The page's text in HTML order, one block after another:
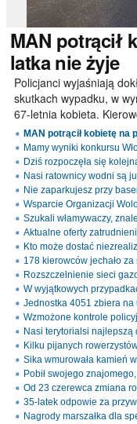
MAN potrącił
latka nie żyje
Policjanci wyjaśniają
skutkach wypadku, w
67-letnia kobieta.
MAN potrącił kobietę na
Mamy wyniki konkursu
Dziś rozpoczęła się
Nasi ratownicy wodni są
Nie zaparkujesz przy
Wsparcie Organizacji
Szukali włamywaczy,
Aktualne oferty
Kto może dostać
178 kierowców jechało
Rozszczelnienie sieci
W wyjątkowych
Jednostka 4051 zbiera
Wzmożone kontrole
Nasi terytorialsi najlepszą
Kilku pijanych
Sika wmurowała kamień
Pobił swojego
Od 23 czerewca zmiana
35-latek odpowie za
Nagrody marszałka dla